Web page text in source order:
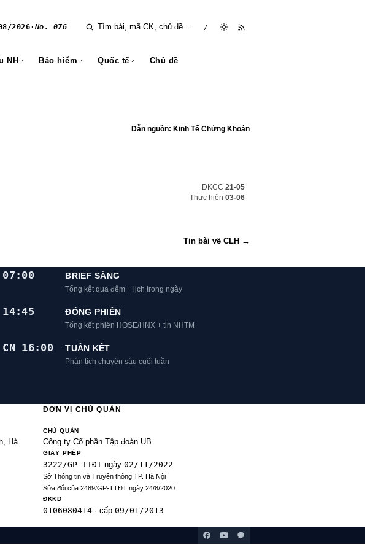
2026· No. 076 /
NH Bảo hiểm Quốc tế Chủ đề
Dẫn nguồn: Kinh Tế Chứng Khoán
ĐKCC 21-05
Thực hiện 03-06
Tin bài về CLH →
07:00 BRIEF SÁNG
Tổng kết qua đêm + lịch trong ngày
14:45 ĐÓNG PHIÊN
Tổng kết phiên HOSE/HNX + tin NHTM
CN 16:00 TUẦN KẾT
Phân tích chuyên sâu cuối tuần
Hà
ĐƠN VỊ CHỦ QUẢN
CHỦ QUẢN
Công ty Cổ phần Tập đoàn UB
GIẤY PHÉP
3222/GP-TTĐTngày 02/11/2022
Sở Thông tin và Truyền thông TP. Hà Nội
Sửa đổi của 2489/GP-TTĐT ngày 24/8/2020
ĐKKD
0106080414· cấp 09/01/2013